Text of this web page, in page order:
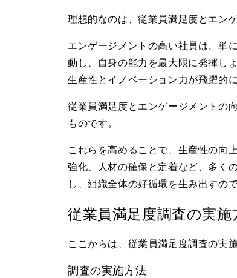
理想的なのは、従業員満足度とエン
エンゲージメントの高い社員は、単
動し、自身の能力を最大限に発揮し
生産性とイノベーション力が飛躍的
従業員満足度とエンゲージメントの
ものです。
これらを高めることで、生産性の向
強化、人材の確保と定着など、多く
し、組織全体の好循環を生み出すので
従業員満足度調査の実
ここからは、従業員満足度調査の実
調査の実施方法